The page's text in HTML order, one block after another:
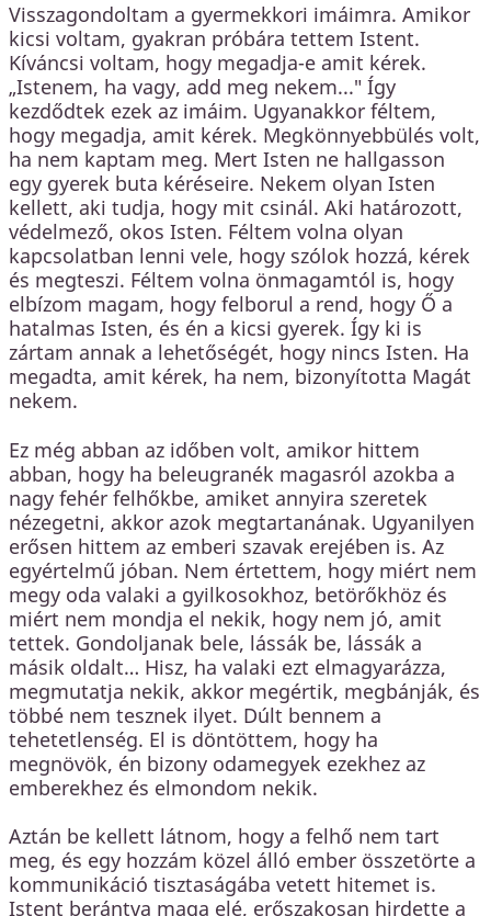
Visszagondoltam a gyermekkori imáimra. Amikor
kicsi voltam, gyakran próbára tettem Istent.
Kíváncsi voltam, hogy megadja-e amit kérek.
„Istenem, ha vagy, add meg nekem..." Így
kezdődtek ezek az imáim. Ugyanakkor féltem,
hogy megadja, amit kérek. Megkönnyebbülés volt,
ha nem kaptam meg. Mert Isten ne hallgasson
egy gyerek buta kéréseire. Nekem olyan Isten
kellett, aki tudja, hogy mit csinál. Aki határozott,
védelmező, okos Isten. Féltem volna olyan
kapcsolatban lenni vele, hogy szólok hozzá, kérek
és megteszi. Féltem volna önmagamtól is, hogy
elbízom magam, hogy felborul a rend, hogy Ő a
hatalmas Isten, és én a kicsi gyerek. Így ki is
zártam annak a lehetőségét, hogy nincs Isten. Ha
megadta, amit kérek, ha nem, bizonyította Magát
nekem.
Ez még abban az időben volt, amikor hittem
abban, hogy ha beleugranék magasról azokba a
nagy fehér felhőkbe, amiket annyira szeretek
nézegetni, akkor azok megtartanának. Ugyanilyen
erősen hittem az emberi szavak erejében is. Az
egyértelmű jóban. Nem értettem, hogy miért nem
megy oda valaki a gyilkosokhoz, betörőkhöz és
miért nem mondja el nekik, hogy nem jó, amit
tettek. Gondoljanak bele, lássák be, lássák a
másik oldalt… Hisz, ha valaki ezt elmagyarázza,
megmutatja nekik, akkor megértik, megbánják, és
többé nem tesznek ilyet. Dúlt bennem a
tehetetlenség. El is döntöttem, hogy ha
megnövök, én bizony odamegyek ezekhez az
emberekhez és elmondom nekik.
Aztán be kellett látnom, hogy a felhő nem tart
meg, és egy hozzám közel álló ember összetörte a
kommunikáció tisztaságába vetett hitemet is.
Istent berántva maga elé, erőszakosan hirdette a